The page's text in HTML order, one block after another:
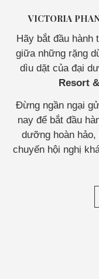
VICTORIA
Hãy bắt đầu hành
giữa những rặng
dìu dặt của đại
Resort
Đừng ngần ngại
nay để bắt đầu
dưỡng hoàn
chuyến hội nghị